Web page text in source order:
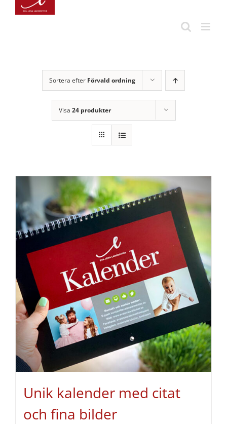
Fortsätt
Sortera efter Förvald ordning
Visa 24 produkter
Unik kalender med citat
och fina bilder